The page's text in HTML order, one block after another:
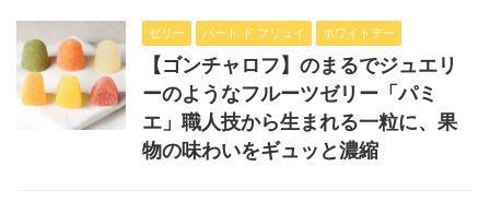
ゼリー パート ド フリュイ ホワイトデー
【ゴンチャロフ】のまるでジュエリ
ーのようなフルーツゼリー「パミ
エ」職人技から生まれる一粒に、果
物の味わいをギュッと濃縮